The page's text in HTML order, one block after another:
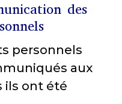
des
personnels
aux
ils ont été